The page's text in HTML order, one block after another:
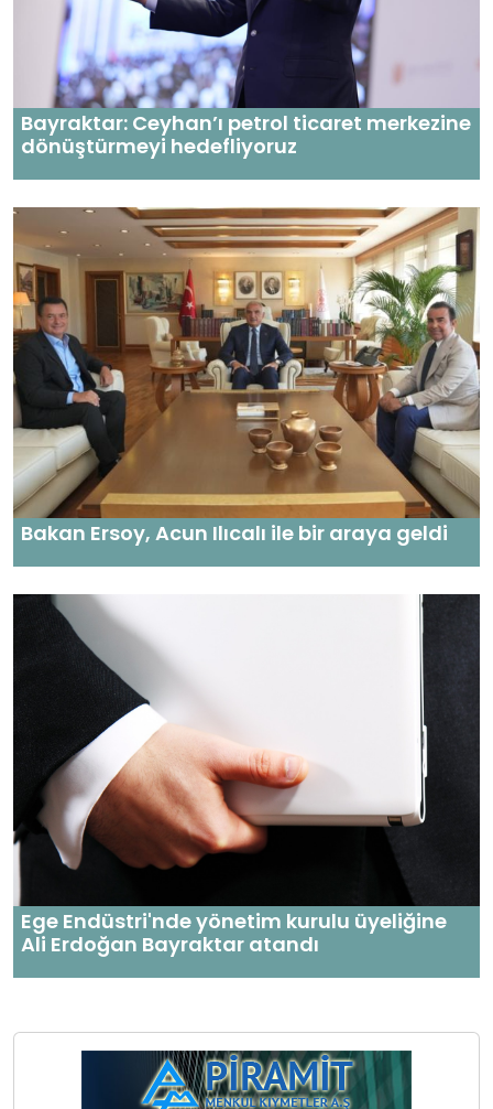
Bayraktar: Ceyhan’ı petrol ticaret merkezine
dönüştürmeyi hedefliyoruz
Bakan Ersoy, Acun Ilıcalı ile bir araya geldi
Ege Endüstri'nde yönetim kurulu üyeliğine
Ali Erdoğan Bayraktar atandı